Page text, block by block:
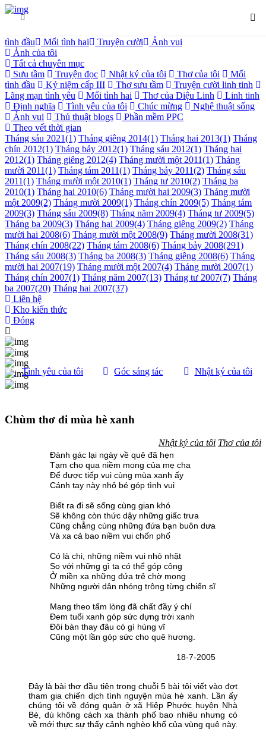
Trang chủ
Chuyên mục chính
tình đầu
Mối tình hai Truyện cười
Ảnh vui
Ảnh của tôi
Tất cả chuyên mục
Sưu tầm
Truyện đọc Nhật ký của tôi Thơ của tôi
Mối
tình đầu
Kỷ niệm cấp III Thơ sưu tầm
Truyện cười linh tinh
Lãng mạn tình yêu
Mối tình hai Thơ của Diệu Linh
Linh tinh
Định nghĩa
Tình yêu của tôi Chúc mừng
Nghệ thuật sống
Ảnh vui
Thủ thuật blogs
Phần mềm PPC
Theo vết thời gian
Tháng sáu 2021(1) Tháng giêng 2014(1) Tháng hai 2013(1) Tháng
chín 2012(1) Tháng bảy 2012(1) Tháng sáu 2012(1) Tháng hai
2012(1) Tháng giêng 2012(4) Tháng mười một 2011(1) Tháng
mười 2011(1) Tháng tám 2011(1) Tháng bảy 2011(2) Tháng sáu
2011(1) Tháng mười một 2010(1) Tháng tư 2010(2) Tháng ba
2010(1) Tháng hai 2010(6) Tháng mười hai 2009(3) Tháng mười
một 2009(2) Tháng mười 2009(1) Tháng chín 2009(5) Tháng tám
2009(3) Tháng sáu 2009(8) Tháng năm 2009(4) Tháng tư 2009(5)
Tháng ba 2009(3) Tháng hai 2009(4) Tháng giêng 2009(2) Tháng
mười hai 2008(6) Tháng mười một 2008(9) Tháng mười 2008(31)
Tháng chín 2008(22) Tháng tám 2008(6) Tháng bảy 2008(291)
Tháng sáu 2008(3) Tháng ba 2008(3) Tháng giêng 2008(6) Tháng
mười hai 2007(19) Tháng mười một 2007(4) Tháng mười 2007(1)
Tháng chín 2007(1) Tháng năm 2007(13) Tháng tư 2007(7) Tháng
ba 2007(20) Tháng hai 2007(37)
Liên hệ
Kho kiến thức
Đóng
Tình yêu của tôi Góc sáng tác Nhật ký của tôi
Chùm thơ đi mùa hè xanh
Nhật ký của tôi Thơ của tôi
Đành gác lại ngày về quê đã hẹn
Tạm cho qua niềm mong của mẹ cha
Để được tiếp vui cùng mùa xanh ấy
Cánh tay này nhỏ bé góp tình vui
Biết ra đi sẽ sống cùng gian khó
Sẽ không còn thức dậy những giấc trưa
Cũng chẳng cùng những đứa bạn buôn dưa
Và xa cả bao niềm vui chốn phố
Có là chi, những niềm vui nhỏ nhặt
So với những gì ta có thể góp công
Ở miền xa những đứa trẻ chờ mong
Những người dân nhóng trông từng chiến sĩ
Mang theo tấm lòng đã chất đầy ý chí
Đem tuổi xanh góp sức dựng trời xanh
Đôi bàn thay đâu có gì hùng vĩ
Cũng một lần góp sức cho quê hương.
18-7-2005
Đây là bài thơ đầu tiên trong chuỗi 5 bài tôi viết vào đợt
tham gia chiến dịch tình nguyện mùa hè xanh. Lần ấy
chúng tôi về đóng quân ở xã Hiệp Phước huyện Nhà
Bè, dù không cách xa thành phố bao nhiêu nhưng có
về mới thực sự thấy cảnh nghèo khổ của vùng quê này.